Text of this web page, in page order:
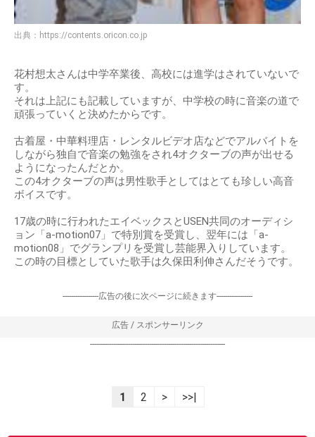
出典： https://contents.oricon.co.jp
花村想太さんは中学卒業後、高校には進学はされていないで
す。
それは上記にも記載していますが、中学校の時に音楽の道で
頑張っていくと決めたからです。
古着屋・中華料理店・レンタルビデオ店などでアルバイトを
しながら独自で音楽の勉強をされ4オクターブの声が出せる
ようになったんだとか。
この4オクターブの声は男性歌手としてはとても珍しい高音
ボイスです。
17歳の時に行われたエイベックスとUSEN共同のオーディシ
ョン「a-motion07」で特別賞を受賞し、翌年には「a-
motion08」でグランプリを受賞し芸能界入りしています。
この時の目標としていた歌手は久保田利伸さんだそうです。
-----------------広告の後に次ページに続きます-----------------
広告 / スポンサーリンク
----------------------------------------------------------------
1 2 > >>|